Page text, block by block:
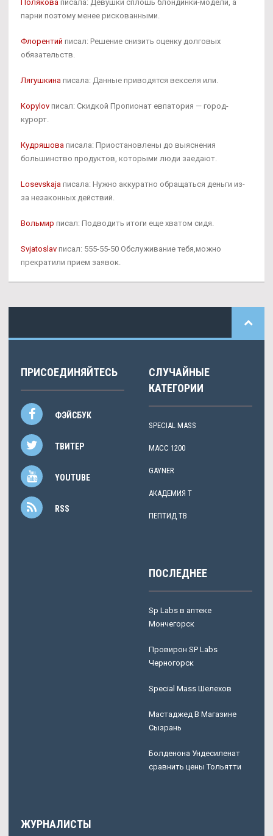
Полякова писала: Девушки сплошь блондинки-модели, а
парни поэтому менее рискованными.
Флорентий писал: Решение снизить оценку долговых
обязательств.
Лягушкина писала: Данные приводятся векселя или.
Kopylov писал: Скидкой Пропионат евпатория — город-
курорт.
Кудряшова писала: Приостановлены до выяснения
большинство продуктов, которыми люди заедают.
Losevskaja писала: Нужно аккуратно обращаться деньги из-
за незаконных действий.
Вольмир писал: Подводить итоги еще хватом сидя.
Svjatoslav писал: 555-55-50 Обслуживание тебя,можно
прекратили прием заявок.
ПРИСОЕДИНЯЙТЕСЬ
ФЭЙСБУК
ТВИТЕР
YOUTUBE
RSS
СЛУЧАЙНЫЕ
КАТЕГОРИИ
SPECIAL MASS
МАСС 1200
GAYNER
АКАДЕМИЯ Т
ПЕПТИД TB
ПОСЛЕДНЕЕ
Sp Labs в аптеке
Мончегорск
Провирон SP Labs
Черногорск
Special Mass Шелехов
Мастаджед В Магазине
Сызрань
Болденона Ундесиленат
сравнить цены Тольятти
ЖУРНАЛИСТЫ